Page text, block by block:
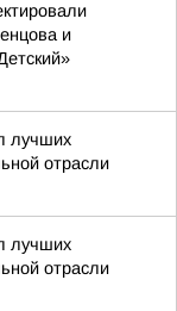
и
лучших
отрасли
лучших
отрасли